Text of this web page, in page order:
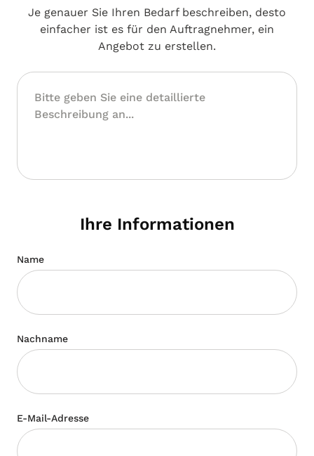
Je genauer Sie Ihren Bedarf beschreiben, desto
einfacher ist es für den Auftragnehmer, ein
Angebot zu erstellen.
Ihre Informationen
Name
Nachname
E-Mail-Adresse